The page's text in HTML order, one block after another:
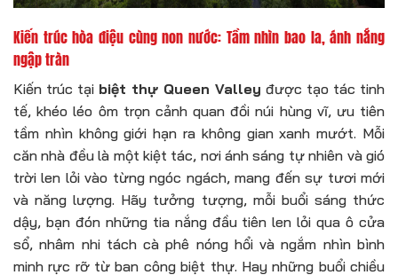
Kiến trúc hòa điệu cùng non nước: Tầm nhìn bao la, ánh nắng
ngập tràn
Kiến trúc tại biệt thự Queen Valley được tạo tác tinh
tế, khéo léo ôm trọn cảnh quan đồi núi hùng vĩ, ưu tiên
tầm nhìn không giới hạn ra không gian xanh mướt. Mỗi
căn nhà đều là một kiệt tác, nơi ánh sáng tự nhiên và gió
trời len lỏi vào từng ngóc ngách, mang đến sự tươi mới
và năng lượng. Hãy tưởng tượng, mỗi buổi sáng thức
dậy, bạn đón những tia nắng đầu tiên len lỏi qua ô cửa
sổ, nhâm nhi tách cà phê nóng hổi và ngắm nhìn bình
minh rực rỡ từ ban công biệt thự. Hay những buổi chiều